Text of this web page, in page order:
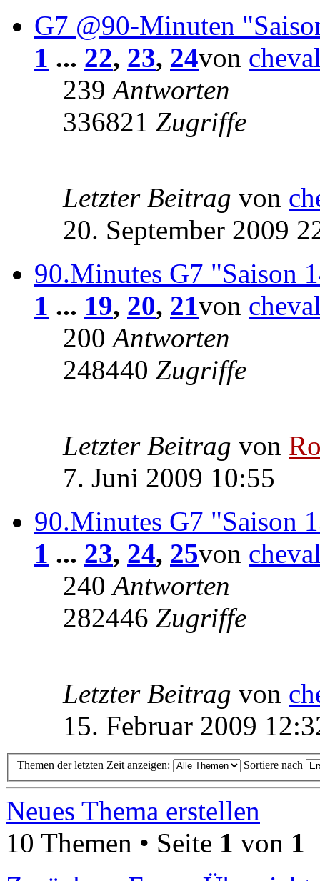
G7 @90-Minuten
1 ... 22, 23, 24von
239Antworten
336821 Zugriffe
Letzter Beitrag von
20. September 2009
90.Minutes G7 "Saison
1 ... 19, 20, 21von
200Antworten
248440 Zugriffe
Letzter Beitrag von
7. Juni 2009 10:55
90.Minutes G7 "Saison
1 ... 23, 24, 25von
240Antworten
282446 Zugriffe
Letzter Beitrag von
15. Februar 2009
Themen der letzten Zeit anzeigen: Sortiere nach
Neues Thema erstellen
10 Themen • Seite 1 von 1